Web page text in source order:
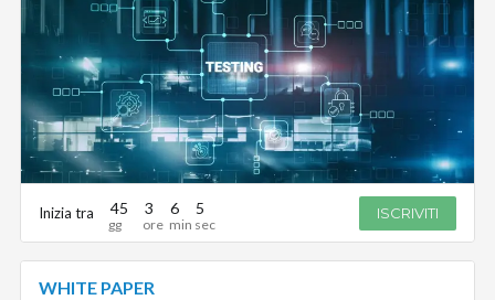
Inizia tra 45 3 6 4 ISCRIVITI
WHITE PAPER